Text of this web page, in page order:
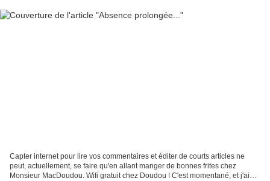
Capter internet pour lire vos commentaires et éditer de courts articles ne
peut, actuellement, se faire qu'en allant manger de bonnes frites chez
Monsieur MacDoudou. Wifi gratuit chez Doudou ! C'est momentané, et j'ai